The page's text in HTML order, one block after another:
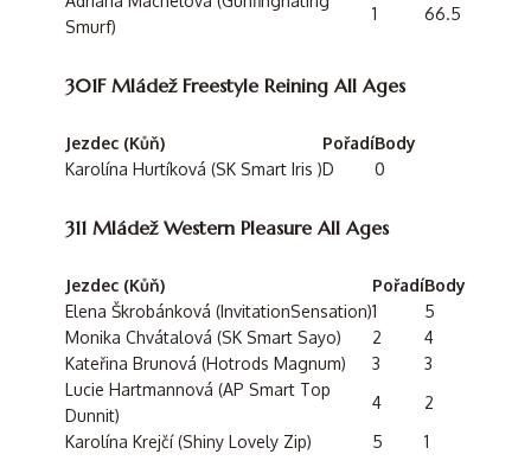
Smurf)
1 66.5
301F Mládež Freestyle Reining All Ages
Jezdec (Kůň) PořadíBody
Karolína Hurtíková (SK Smart Iris )D 0
311 Mládež Western Pleasure All Ages
Jezdec (Kůň) PořadíBody
Elena Škrobánková (InvitationSensation)1
5
Monika Chvátalová (SK Smart Sayo)
2
4
Kateřina Brunová (Hotrods Magnum)
3
3
Lucie Hartmannová (AP Smart Top
Dunnit)
4
2
Karolína Krejčí (Shiny Lovely Zip)
5 1